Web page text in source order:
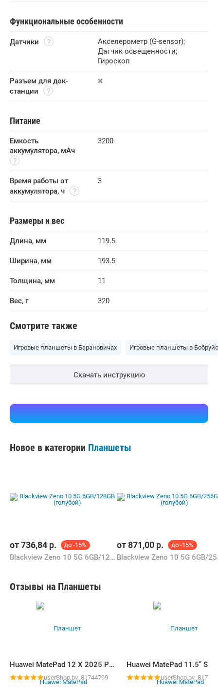
Функциональные особенности
Датчики Акселерометр (G-sensor);
Датчик освещенности;
Гироскоп
Разъем для док-
станции
Питание
Емкость
аккумулятора, мАч
3200
Время работы от
аккумулятора, ч
3
Размеры и вес
Длина, мм 119.5
Ширина, мм 193.5
Толщина, мм 11
Вес, г 320
Смотрите также
Игровые планшеты в Барановичах Игровые планшеты в
Скачать инструкцию
Новое в категории Планшеты
от736,84 р. до -15%
Blackview Zeno 10 5G 6GB/128GB (голубой)
от871,00 р. до -15%
Отзывы на Планшеты
Huawei MatePad 12 X 2025 PaperMatte Wi-Fi LRT-W09 12GB/256GB с клавиатурой (белый)
userShop.by_81744799